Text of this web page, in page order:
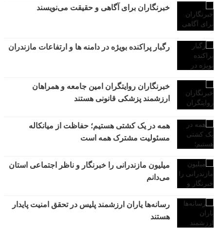
خبرنگاران برای آگاهی و حقیقت می‌نویسند
رگبار پراکنده بویژه در دامنه ها و ارتفاعات مازندران
خبرنگاران روایتگران امین جامعه و همراهان
ارزشمند پزشکی قانونی هستند
همه در یک کشتی هستیم؛ حفاظت از میانکاله
مسئولیت مشترک همه است
میلیون مازندرانی را خبرنگار و ناظر اجتماعی استان
می‌دانم
رسانه‌ها یاران ارزشمند پلیس در تحقق امنیت پایدار
هستند